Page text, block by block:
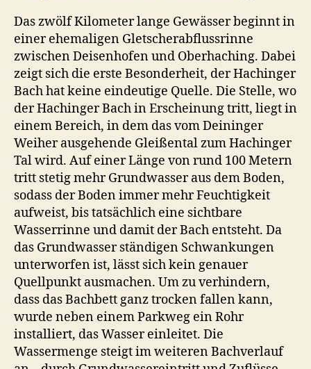
Das zwölf Kilometer lange Gewässer beginnt in
einer ehemaligen Gletscherabflussrinne
zwischen Deisenhofen und Oberhaching. Dabei
zeigt sich die erste Besonderheit, der Hachinger
Bach hat keine eindeutige Quelle. Die Stelle, wo
der Hachinger Bach in Erscheinung tritt, liegt in
einem Bereich, in dem das vom Deininger
Weiher ausgehende Gleißental zum Hachinger
Tal wird. Auf einer Länge von rund 100 Metern
tritt stetig mehr Grundwasser aus dem Boden,
sodass der Boden immer mehr Feuchtigkeit
aufweist, bis tatsächlich eine sichtbare
Wasserrinne und damit der Bach entsteht. Da
das Grundwasser ständigen Schwankungen
unterworfen ist, lässt sich kein genauer
Quellpunkt ausmachen. Um zu verhindern,
dass das Bachbett ganz trocken fallen kann,
wurde neben einem Parkweg ein Rohr
installiert, das Wasser einleitet. Die
Wassermenge steigt im weiteren Bachverlauf